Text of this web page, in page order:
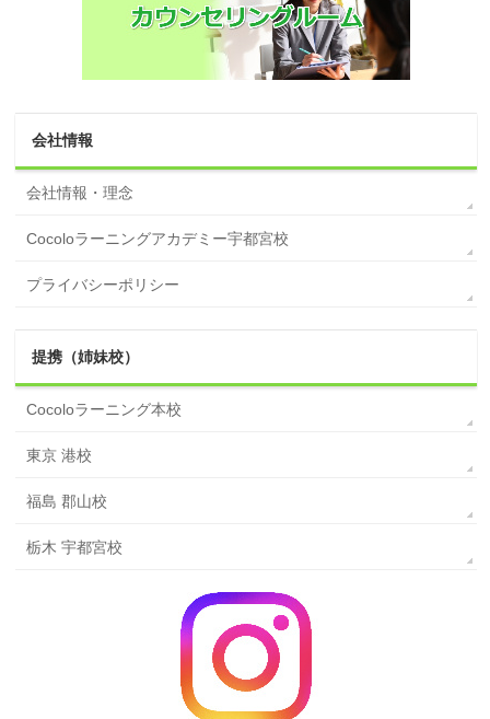
会社情報
会社情報・理念
Cocoloラーニングアカデミー宇都宮校
プライバシーポリシー
提携（姉妹校）
Cocoloラーニング本校
東京 港校
福島 郡山校
栃木 宇都宮校